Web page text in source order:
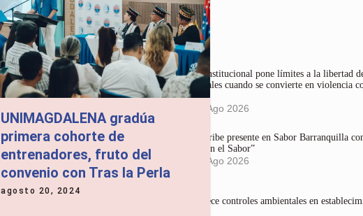
UNIMAGDALENA gradúa
primera cohorte de
entrenadores, fruto del
convenio con Tras la Perla
agosto 20, 2024
Últimas noticias
La Corte Constitucional pone límites a la libertad
en redes sociales cuando se convierte en violencia
mujeres
05 Ago 2026
Gases del Caribe presente en Sabor Barranquilla
que Conservan el Sabor”
05 Ago 2026
Dadsa fortalece controles ambientales en